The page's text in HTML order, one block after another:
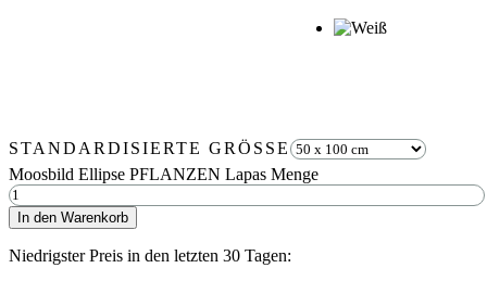
STANDARDISIERTE GRÖSSE
Moosbild Ellipse PFLANZEN Lapas Menge
In den Warenkorb
Niedrigster Preis in den letzten 30 Tagen: